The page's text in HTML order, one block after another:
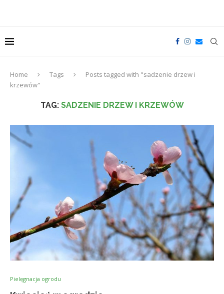
Home Tags
Posts tagged with "sadzenie drzew i
krzewów"
TAG: SADZENIE DRZEW I KRZEWÓW
Pielęgnacja ogrodu